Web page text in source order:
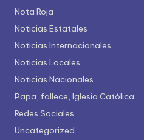
Nota Roja
Noticias Estatales
Noticias Internacionales
Noticias Locales
Noticias Nacionales
Papa, fallece, Iglesia Católica
Redes Sociales
Uncategorized